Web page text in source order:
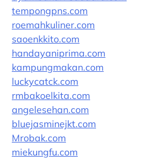
tempongpns.com
roemahkuliner.com
saoenkkito.com
handayaniprima.com
kampungmakan.com
luckycatck.com
rmbakoelkita.com
angelesehan.com
bluejasminejkt.com
Mrobak.com
miekungfu.com